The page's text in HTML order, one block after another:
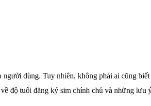
dùng. Tuy nhiên, không phải ai cũng
độ tuổi đăng ký sim chính chủ và những lưu